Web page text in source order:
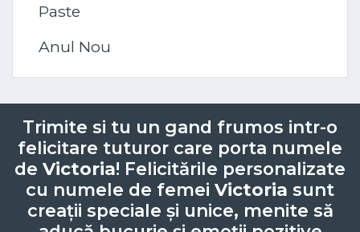
Paste
Anul Nou
Trimite si tu un gand frumos intr-o
felicitare tuturor care porta numele
de Victoria! Felicitările personalizate
cu numele de femei Victoria sunt
creații speciale și unice, menite să